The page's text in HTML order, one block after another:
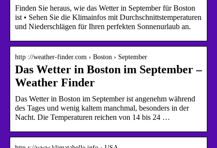
Finden Sie heraus, wie das Wetter in September für Boston
ist • Sehen Sie die Klimainfos mit Durchschnittstemperaturen
und Niederschlägen für Ihren perfekten Sonnenurlaub an.
http ://weather-finder.com › Boston › September
Das Wetter in Boston im September –
Weather Finder
Das Wetter in Boston im September ist angenehm während
des Tages und wenig kaltem manchmal, besonders in der
Nacht. Die Temperaturen reichen von 14 bis 24 …